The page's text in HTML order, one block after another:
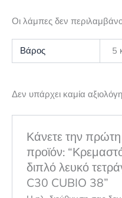
Οι λάμπες δεν
Βάρος 5
Δεν υπάρχει καμία
Κάνετε την πρώτη
προϊόν:
διπλό λευκό
C30 CUBIO 38”